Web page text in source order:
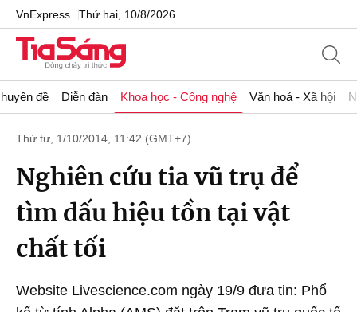
VnExpress Thứ hai, 10/8/2026
đề Diễn đàn Khoa học - Công nghệ Văn hoá - Xã hội
Thứ tư, 1/10/2014, 11:42 (GMT+7)
Nghiên cứu tia vũ trụ để
tìm dấu hiệu tồn tại vật
chất tối
Website Livescience.com ngày 19/9 đưa tin: Phổ